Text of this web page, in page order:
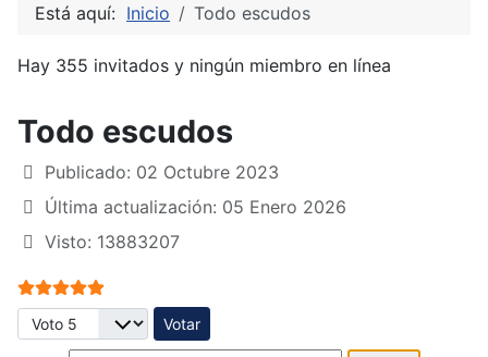
Está aquí: Inicio Todo escudos
Hay 355 invitados y ningún miembro en línea
Todo escudos
Publicado: 02 Octubre 2023
Última actualización: 05 Enero 2026
Visto: 13883207
Ratio:5/5
Por favor, vote